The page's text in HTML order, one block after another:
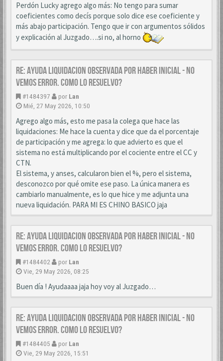
Perdón Lucky agrego algo más: No tengo para sumar
coeficientes como decís porque solo dice ese coeficiente y
más abajo participación. Tengo que ir con argumentos sólidos
y explicación al Juzgado….si no, al horno
Re: AYUDA LIQUIDACION OBSERVADA POR HABER INICIAL - NO
VEMOS ERROR. COMO LO RESUELVO?
#1484397 por Lan
Mié, 27 May 2026, 10:50
Agrego algo más, esto me pasa la colega que hace las
liquidaciones: Me hace la cuenta y dice que da el porcentaje
de participación y me agrega: lo que advierto es que el
sistema no está multiplicando por el cociente entre el CC y
CTN.
El sistema, y anses, calcularon bien el %, pero el sistema,
desconozco por qué omite ese paso. La única manera es
cambiarlo manualmente, es lo que hice y me adjunta una
nueva liquidación. PARA MI ES CHINO BASICO jaja
Re: AYUDA LIQUIDACION OBSERVADA POR HABER INICIAL - NO
VEMOS ERROR. COMO LO RESUELVO?
#1484402 por Lan
Vie, 29 May 2026, 08:25
Buen día ! Ayudaaaa jaja hoy voy al Juzgado…
Re: AYUDA LIQUIDACION OBSERVADA POR HABER INICIAL - NO
VEMOS ERROR. COMO LO RESUELVO?
#1484405 por Lan
Vie, 29 May 2026, 15:51